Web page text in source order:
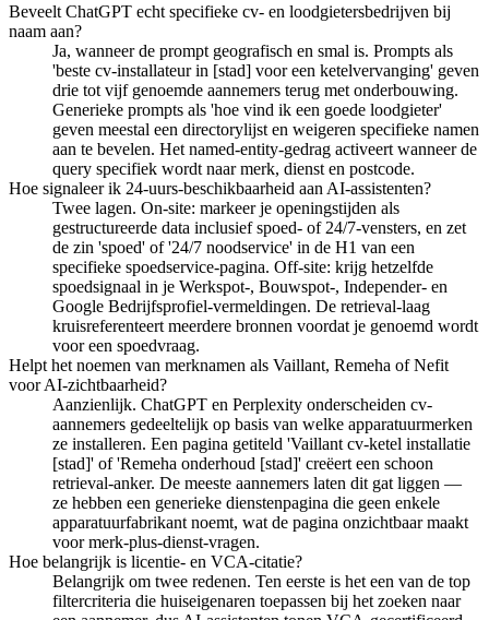
Beveelt ChatGPT echt specifieke cv- en loodgietersbedrijven bij
naam aan?
Ja, wanneer de prompt geografisch en smal is. Prompts als
'beste cv-installateur in [stad] voor een ketelvervanging' geven
drie tot vijf genoemde aannemers terug met onderbouwing.
Generieke prompts als 'hoe vind ik een goede loodgieter'
geven meestal een directorylijst en weigeren specifieke namen
aan te bevelen. Het named-entity-gedrag activeert wanneer de
query specifiek wordt naar merk, dienst en postcode.
Hoe signaleer ik 24-uurs-beschikbaarheid aan AI-assistenten?
Twee lagen. On-site: markeer je openingstijden als
gestructureerde data inclusief spoed- of 24/7-vensters, en zet
de zin 'spoed' of '24/7 noodservice' in de H1 van een
specifieke spoedservice-pagina. Off-site: krijg hetzelfde
spoedsignaal in je Werkspot-, Bouwspot-, Independer- en
Google Bedrijfsprofiel-vermeldingen. De retrieval-laag
kruisreferenteert meerdere bronnen voordat je genoemd wordt
voor een spoedvraag.
Helpt het noemen van merknamen als Vaillant, Remeha of Nefit
voor AI-zichtbaarheid?
Aanzienlijk. ChatGPT en Perplexity onderscheiden cv-
aannemers gedeeltelijk op basis van welke apparatuurmerken
ze installeren. Een pagina getiteld 'Vaillant cv-ketel installatie
[stad]' of 'Remeha onderhoud [stad]' creëert een schoon
retrieval-anker. De meeste aannemers laten dit gat liggen —
ze hebben een generieke dienstenpagina die geen enkele
apparatuurfabrikant noemt, wat de pagina onzichtbaar maakt
voor merk-plus-dienst-vragen.
Hoe belangrijk is licentie- en VCA-citatie?
Belangrijk om twee redenen. Ten eerste is het een van de top
filtercriteria die huiseigenaren toepassen bij het zoeken naar